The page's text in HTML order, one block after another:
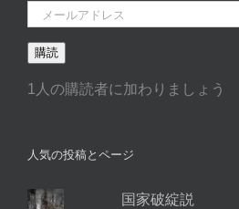
ー
ル
ド
購読
1人の購読者に加わりましょう
人気の投稿とページ
国家破綻説